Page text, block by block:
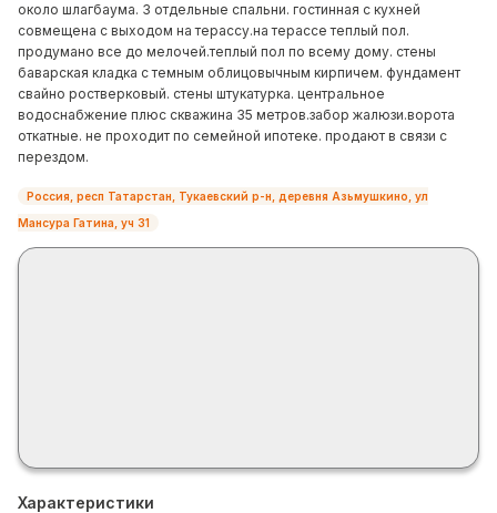
около шлагбаума. 3 отдельные спальни. гостинная с кухней
совмещена с выходом на терассу.на терассе теплый пол.
продумано все до мелочей.теплый пол по всему дому. стены
баварская кладка с темным облицовычным кирпичем. фундамент
свайно ростверковый. стены штукатурка. центральное
водоснабжение плюс скважина 35 метров.забор жалюзи.ворота
откатные. не проходит по семейной ипотеке. продают в связи с
перездом.
Россия, респ Татарстан, Тукаевский р-н, деревня Азьмушкино, ул
Мансура Гатина, уч 31
Характеристики